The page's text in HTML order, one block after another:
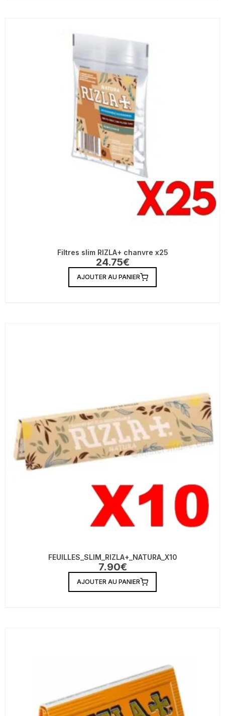
Filtres slim RIZLA+ chanvre x25
24.75€
AJOUTER AU PANIER
FEUILLES_SLIM_RIZLA+_NATURA_X10
7.90€
AJOUTER AU PANIER